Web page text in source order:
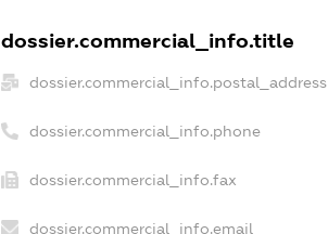
dossier.commercial_info.title
dossier.commercial_info.postal_address
dossier.commercial_info.phone
dossier.commercial_info.fax
dossier.commercial_info.email